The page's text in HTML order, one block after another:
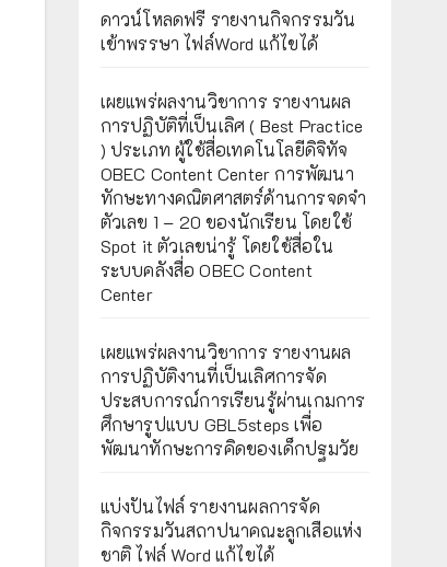
ดาวน์โหลดฟรี รายงานกิจกรรมวัน
เข้าพรรษา ไฟล์Word แก้ไขได้
เผยแพร่ผลงานวิชาการ รายงานผล
การปฏิบัติที่เป็นเลิศ ( Best Practice
) ประเภท ผู้ใช้สื่อเทคโนโลยีดิจิทัจ
OBEC Content Center การพัฒนา
ทักษะทางคณิตศาสตร์ด้านการจดจำ
ตัวเลข 1 – 20 ของนักเรียน โดยใช้
Spot it ตัวเลขน่ารู้ โดยใช้สื่อใน
ระบบคลังสื่อ OBEC Content
Center
เผยแพร่ผลงานวิชาการ รายงานผล
การปฏิบัติงานที่เป็นเลิศการจัด
ประสบการณ์การเรียนรู้ผ่านเกมการ
ศึกษารูปแบบ GBL5steps เพื่อ
พัฒนาทักษะการคิดของเด็กปฐมวัย
แบ่งปันไฟล์ รายงานผลการจัด
กิจกรรมวันสถาปนาคณะลูกเสือแห่ง
ชาติ ไฟล์ Word แก้ไขได้